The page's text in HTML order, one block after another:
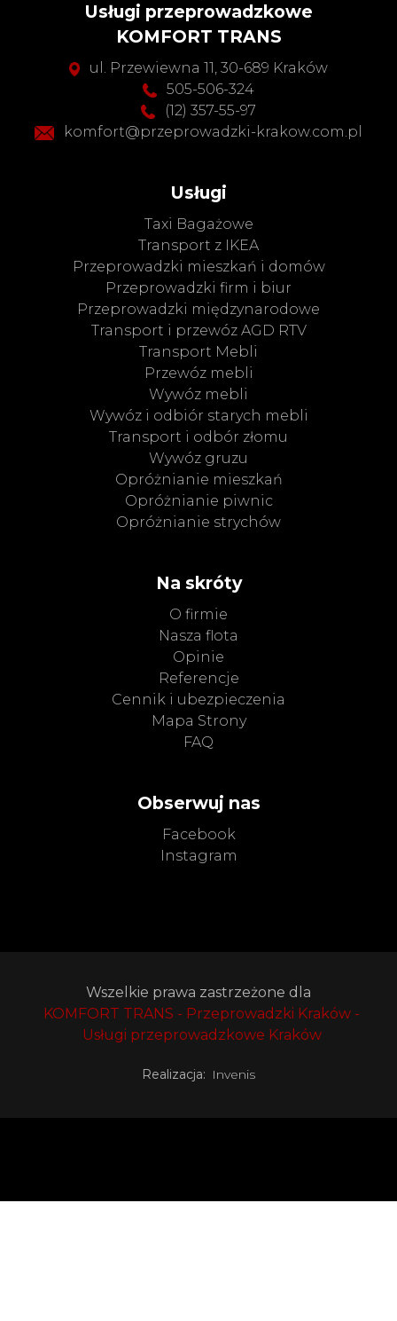
Usługi przeprowadzkowe
KOMFORT TRANS
ul. Przewiewna 11, 30-689 Kraków
505-506-324
(12) 357-55-97
komfort@przeprowadzki-krakow.com.pl
Usługi
Taxi Bagażowe
Transport z IKEA
Przeprowadzki mieszkań i domów
Przeprowadzki firm i biur
Przeprowadzki międzynarodowe
Transport i przewóz AGD RTV
Transport Mebli
Przewóz mebli
Wywóz mebli
Wywóz i odbiór starych mebli
Transport i odbór złomu
Wywóz gruzu
Opróżnianie mieszkań
Opróżnianie piwnic
Opróżnianie strychów
Na skróty
O firmie
Nasza flota
Opinie
Referencje
Cennik i ubezpieczenia
Mapa Strony
FAQ
Obserwuj nas
Facebook
Instagram
Wszelkie prawa zastrzeżone dla
KOMFORT TRANS - Przeprowadzki Kraków -
Usługi przeprowadzkowe Kraków
Realizacja: Invenis